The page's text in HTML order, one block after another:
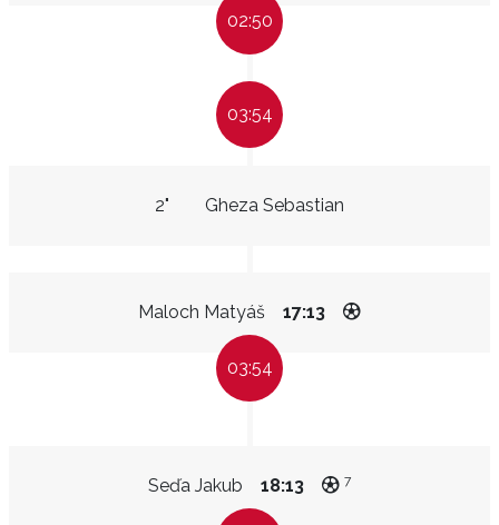
02:50
03:54
Gheza Sebastian
2"
Maloch Matyáš 17:13
03:54
Seďa Jakub 18:13 7